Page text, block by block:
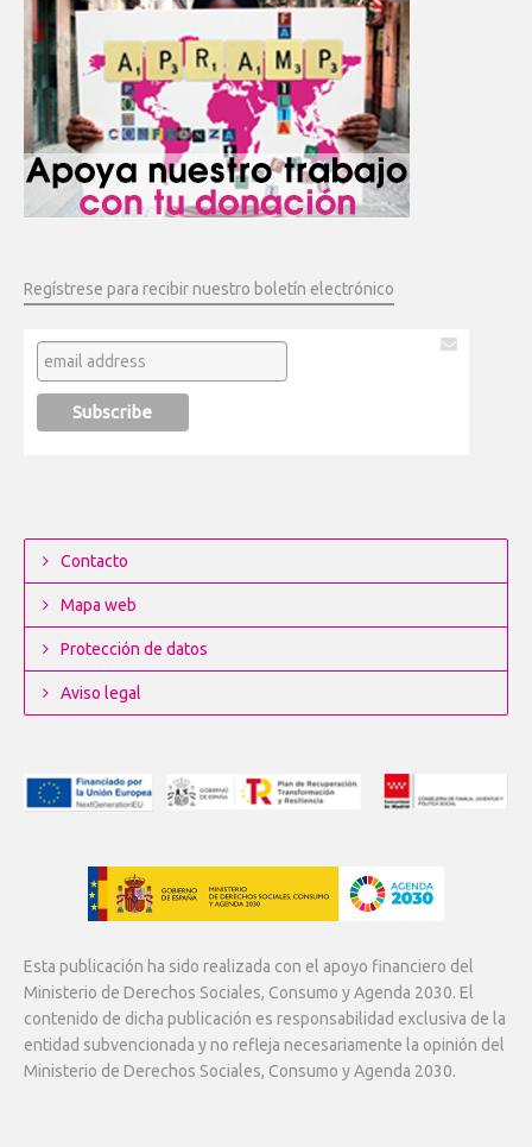
Regístrese para recibir nuestro boletín electrónico
Contacto
Mapa web
Protección de datos
Aviso legal
Esta publicación ha sido realizada con el apoyo financiero del
Ministerio de Derechos Sociales, Consumo y Agenda 2030. El
contenido de dicha publicación es responsabilidad exclusiva de la
entidad subvencionada y no refleja necesariamente la opinión del
Ministerio de Derechos Sociales, Consumo y Agenda 2030.